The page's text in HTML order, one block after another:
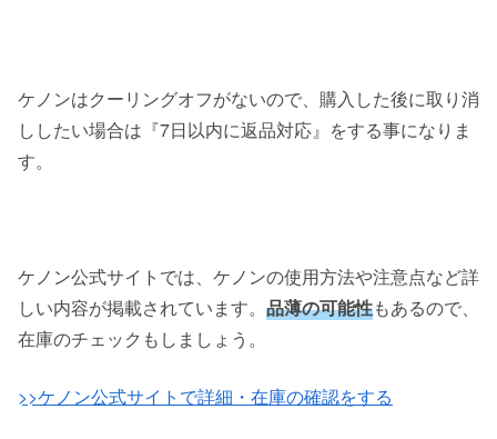
ケノンはクーリングオフがないので、購入した後に取り消
ししたい場合は『7日以内に返品対応』をする事になりま
す。
ケノン公式サイトでは、ケノンの使用方法や注意点など詳
しい内容が掲載されています。 品薄の可能性もあるので、
在庫のチェックもしましょう。
>>ケノン公式サイトで詳細・在庫の確認をする